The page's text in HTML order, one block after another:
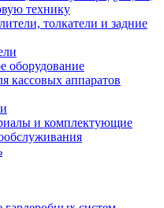
технику
толкатели и задние
оборудование
кассовых аппаратов
и комплектующие